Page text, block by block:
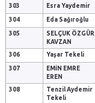
303 Esra Yaydemir
304 Eda Sağıroğlu
305
SELÇUK ÖZGÜR
KAVZAN
306 Yaşar Tekeli
307
EMİN EMRE
EREN
308
Tenzil Aydemir
Tekeli